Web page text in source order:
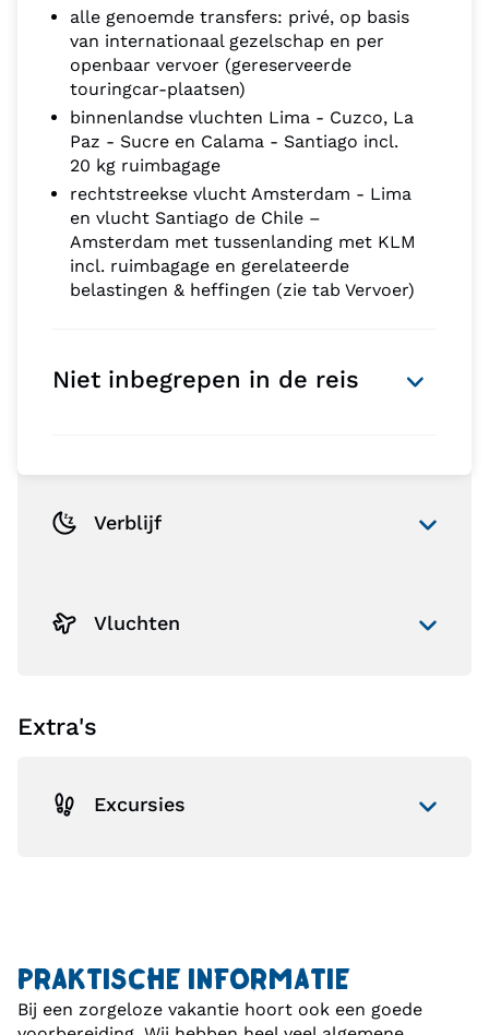
alle genoemde transfers: privé, op basis
van internationaal gezelschap en per
openbaar vervoer (gereserveerde
touringcar-plaatsen)
binnenlandse vluchten Lima - Cuzco, La
Paz - Sucre en Calama - Santiago incl.
20 kg ruimbagage
rechtstreekse vlucht Amsterdam - Lima
en vlucht Santiago de Chile –
Amsterdam met tussenlanding met KLM
incl. ruimbagage en gerelateerde
belastingen & heffingen (zie tab Vervoer)
Niet inbegrepen in de reis
Verblijf
Vluchten
Extra's
Excursies
PRAKTISCHE INFORMATIE
Bij een zorgeloze vakantie hoort ook een goede